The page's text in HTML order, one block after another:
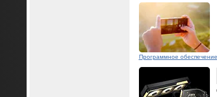
Программное обеспечение